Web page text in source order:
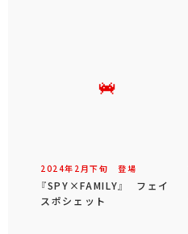
2024年 2 月下旬 登場
『SPY×FAMILY』 フェイ
スポシェット